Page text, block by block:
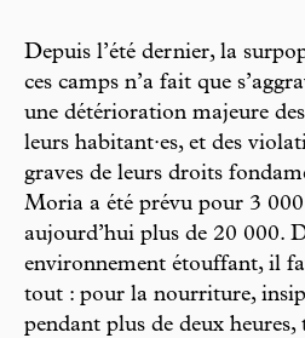
Depuis l’été dernier, la
ces camps n’a fait que
une détérioration majeure
leurs habitant·es, et des
graves de leurs droits
Moria a été prévu pour 3 000
aujourd’hui plus de 20 000.
environnement étouffant, il
tout : pour la nourriture,
pendant plus de deux